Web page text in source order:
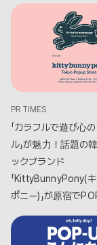
PR TIMES
「カラフルで遊び心
ル」が魅力！話題の
ックブランド
「KittyBunnyPony(
ポニー)」が原宿で